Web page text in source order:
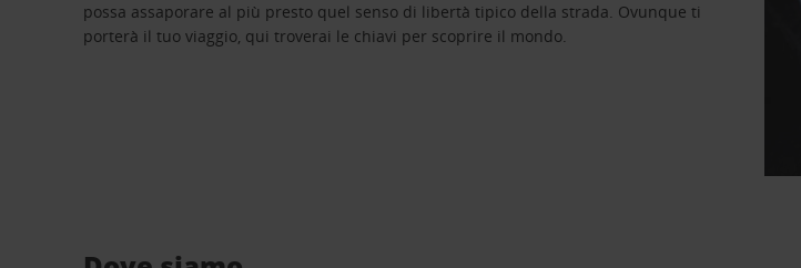
possa assaporare al più presto quel senso di libertà tipico della strada. Ovunque ti
porterà il tuo viaggio, qui troverai le chiavi per scoprire il mondo.